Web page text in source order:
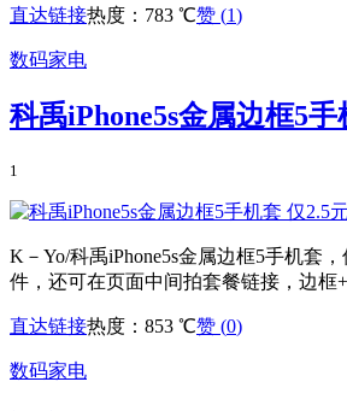
直达链接热度：783 ℃赞 (1)
数码家电
科禹iPhone5s金属边框5
1
K－Yo/科禹iPhone5s金属边框5手机套
件，还可在页面中间拍套餐链接，边
直达链接热度：853 ℃赞 (0)
数码家电